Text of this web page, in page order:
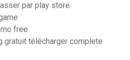
par play store
free
gratuit télécharger complete